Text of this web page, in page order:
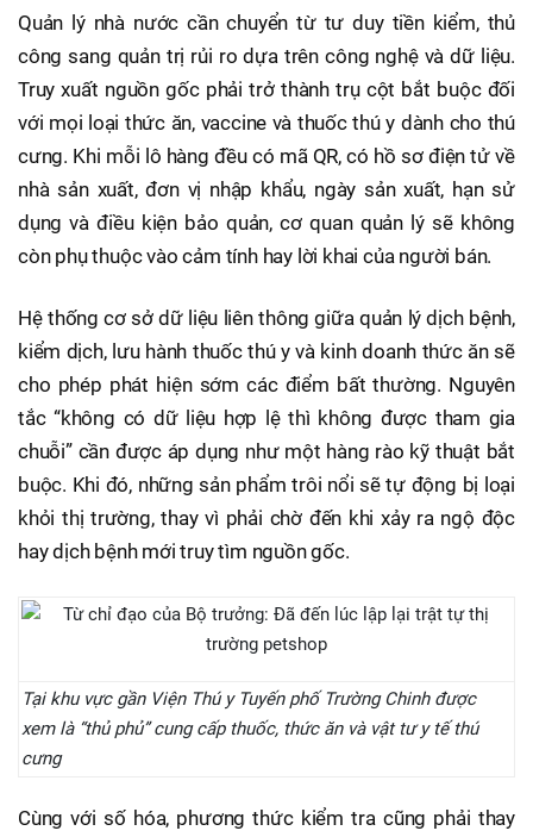
Quản lý nhà nước cần chuyển từ tư duy tiền kiểm, thủ
công sang quản trị rủi ro dựa trên công nghệ và dữ liệu.
Truy xuất nguồn gốc phải trở thành trụ cột bắt buộc đối
với mọi loại thức ăn, vaccine và thuốc thú y dành cho thú
cưng. Khi mỗi lô hàng đều có mã QR, có hồ sơ điện tử về
nhà sản xuất, đơn vị nhập khẩu, ngày sản xuất, hạn sử
dụng và điều kiện bảo quản, cơ quan quản lý sẽ không
còn phụ thuộc vào cảm tính hay lời khai của người bán.
Hệ thống cơ sở dữ liệu liên thông giữa quản lý dịch bệnh,
kiểm dịch, lưu hành thuốc thú y và kinh doanh thức ăn sẽ
cho phép phát hiện sớm các điểm bất thường. Nguyên
tắc “không có dữ liệu hợp lệ thì không được tham gia
chuỗi” cần được áp dụng như một hàng rào kỹ thuật bắt
buộc. Khi đó, những sản phẩm trôi nổi sẽ tự động bị loại
khỏi thị trường, thay vì phải chờ đến khi xảy ra ngộ độc
hay dịch bệnh mới truy tìm nguồn gốc.
Tại khu vực gần Viện Thú y Tuyến phố Trường Chinh được
xem là “thủ phủ” cung cấp thuốc, thức ăn và vật tư y tế thú
cưng
Cùng với số hóa, phương thức kiểm tra cũng phải thay